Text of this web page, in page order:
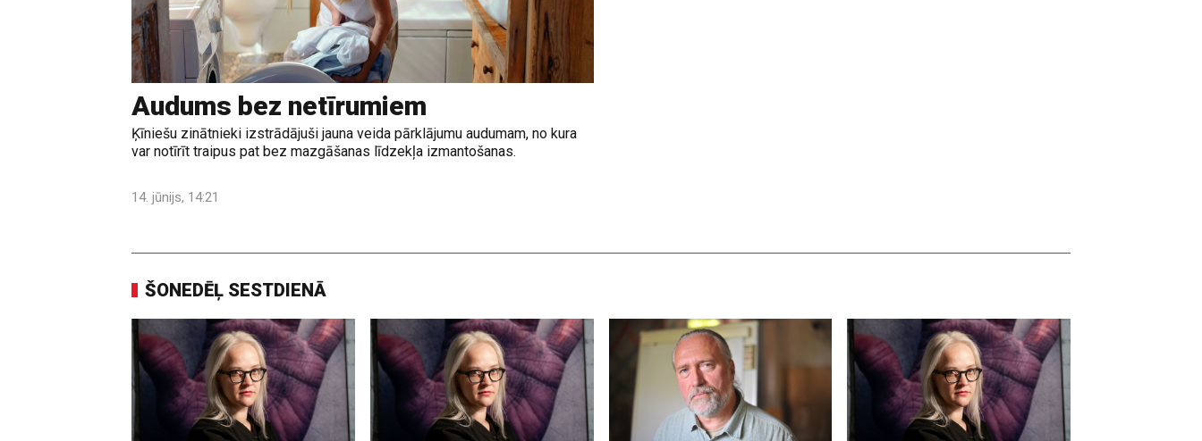
Audums bez netīrumiem
Ķīniešu zinātnieki izstrādājuši jauna veida pārklājumu audumam, no kura
var notīrīt traipus pat bez mazgāšanas līdzekļa izmantošanas.
14. jūnijs, 14:21
ŠONEDĒĻ SESTDIENĀ